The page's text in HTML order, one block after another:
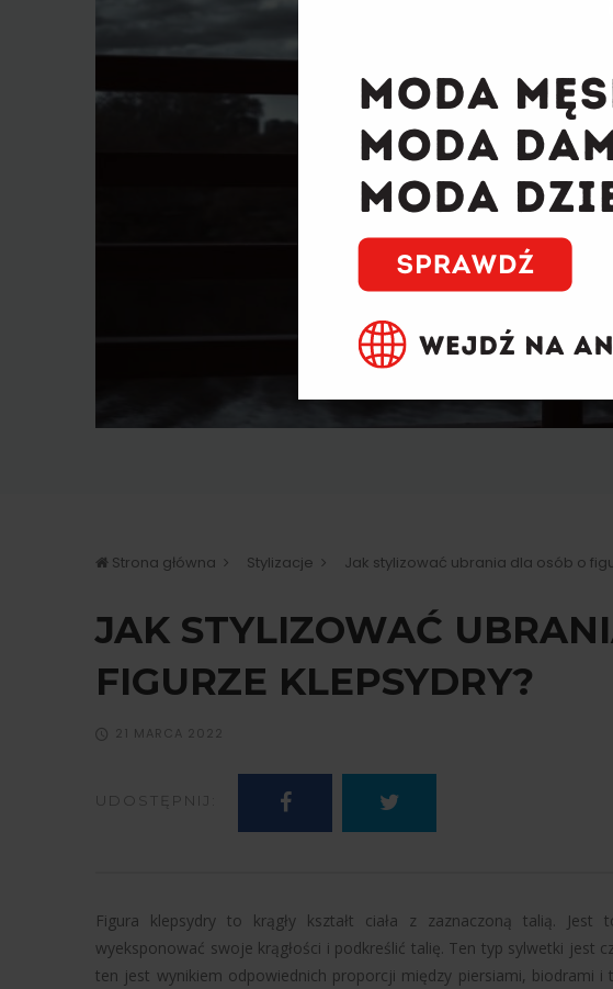
Strona główna Stylizacje Jak stylizować ubrania dla osób o
JAK STYLIZOWAĆ
FIGURZE KLEPSYDRY?
21 MARCA 2022
UDOSTĘPNIJ:
Figura klepsydry to krągły kształt ciała z zaznaczoną talią.
wyeksponować swoje krągłości i podkreślić talię. Ten typ sylwetki jest
ten jest wynikiem odpowiednich proporcji między piersiami, biodrami i